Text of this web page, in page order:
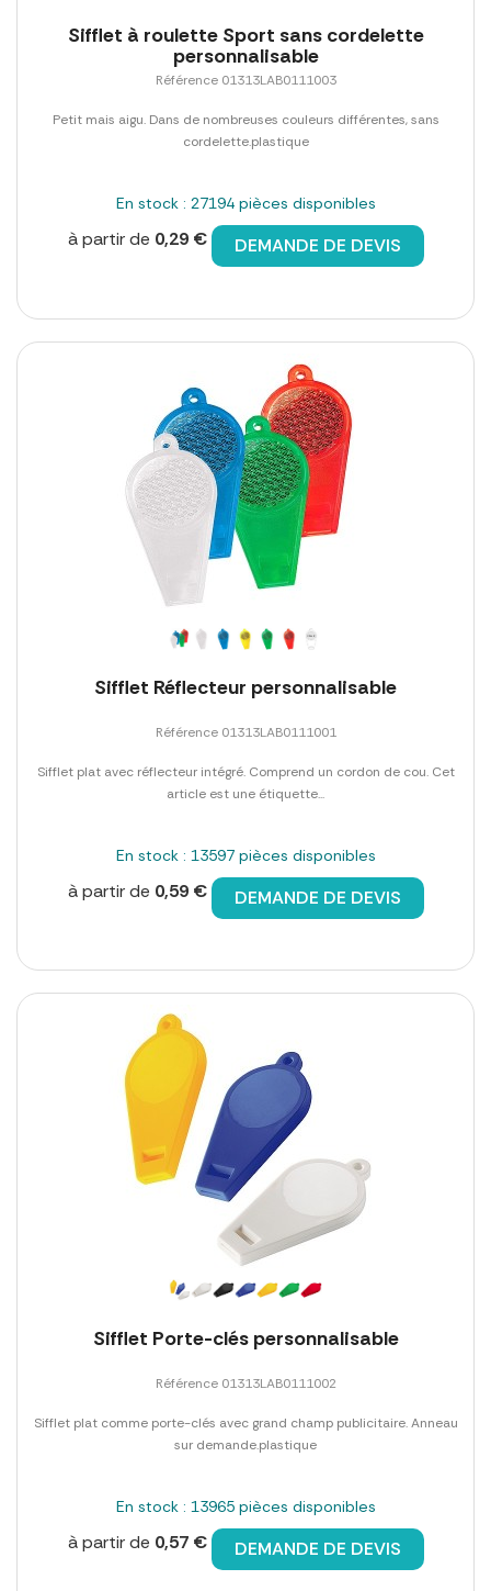
Sifflet à roulette Sport sans cordelette
personnalisable
Référence 01313LAB0111003
Petit mais aigu. Dans de nombreuses couleurs différentes, sans
cordelette.plastique
En stock : 27194 pièces disponibles
à partir de 0,29 € DEMANDE DE DEVIS
Sifflet Réflecteur personnalisable
Référence 01313LAB0111001
Sifflet plat avec réflecteur intégré. Comprend un cordon de cou. Cet
article est une étiquette...
En stock : 13597 pièces disponibles
à partir de 0,59 € DEMANDE DE DEVIS
Sifflet Porte-clés personnalisable
Référence 01313LAB0111002
Sifflet plat comme porte-clés avec grand champ publicitaire. Anneau
sur demande.plastique
En stock : 13965 pièces disponibles
à partir de 0,57 € DEMANDE DE DEVIS